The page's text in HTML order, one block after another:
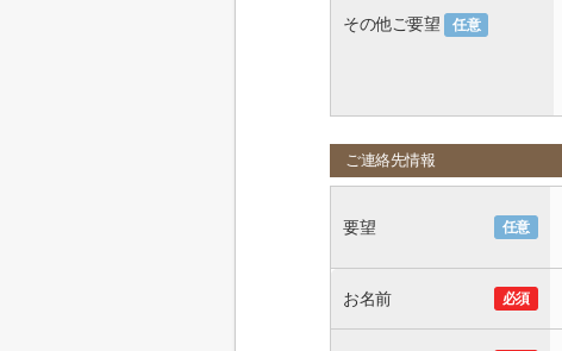
その他ご要望 任意
ご連絡先情報
要望 任意
お名前 必須